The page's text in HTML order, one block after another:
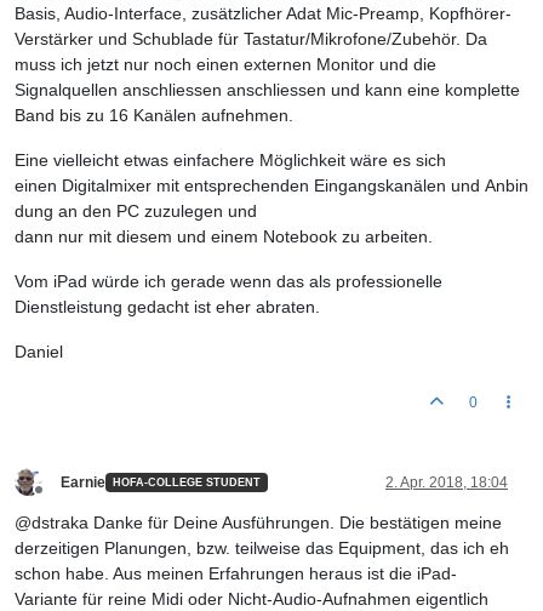
Basis, Audio-Interface, zusätzlicher Adat Mic-Preamp, Kopfhörer-
Verstärker und Schublade für Tastatur/Mikrofone/Zubehör. Da
muss ich jetzt nur noch einen externen Monitor und die
Signalquellen anschliessen anschliessen und kann eine komplette
Band bis zu 16 Kanälen aufnehmen.
Eine vielleicht etwas einfachere Möglichkeit wäre es sich
einen Digitalmixer mit entsprechenden Eingangskanälen und Anbin
dung an den PC zuzulegen und
dann nur mit diesem und einem Notebook zu arbeiten.
Vom iPad würde ich gerade wenn das als professionelle
Dienstleistung gedacht ist eher abraten.
Daniel
0
Earnie HOFA-COLLEGE STUDENT 2. Apr. 2018, 18:04
@dstraka Danke für Deine Ausführungen. Die bestätigen meine
derzeitigen Planungen, bzw. teilweise das Equipment, das ich eh
schon habe. Aus meinen Erfahrungen heraus ist die iPad-
Variante für reine Midi oder Nicht-Audio-Aufnahmen eigentlich